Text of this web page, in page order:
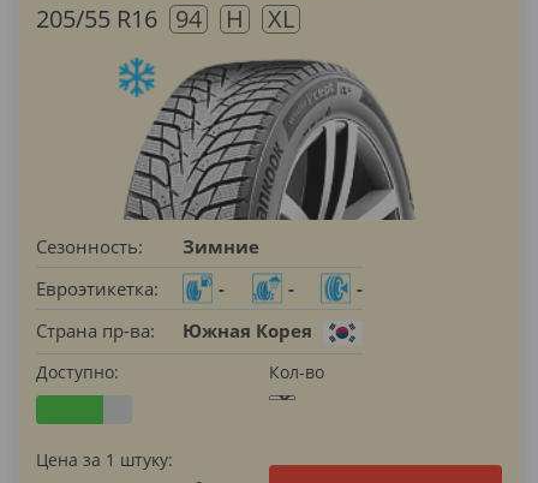
205/55 R16 94 H XL
Сезонность:
Зимние
Евроэтикетка:
- -
-
Страна пр-ва:
Южная Корея
Доступно: Кол-во
Цена за 1 штуку: